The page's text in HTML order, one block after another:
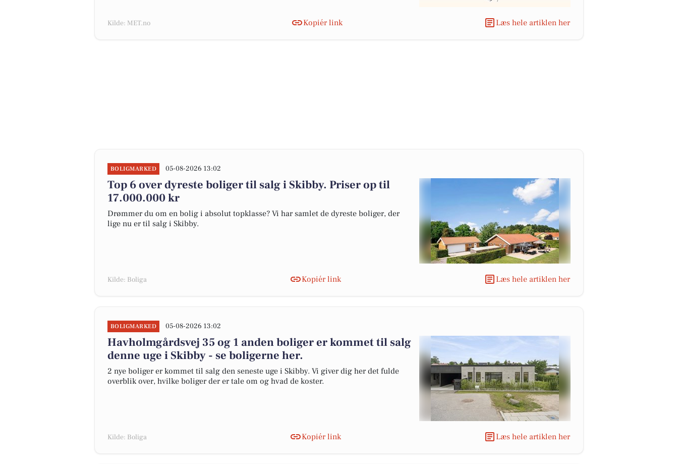
Kilde: MET.no Kopiér link Læs hele artiklen her
BOLIGMARKED 05-08-2026 13:02
Top 6 over dyreste boliger til salg i Skibby. Priser op til
17.000.000 kr
Drømmer du om en bolig i absolut topklasse? Vi har samlet de dyreste boliger, der
lige nu er til salg i Skibby.
Kilde: Boliga Kopiér link Læs hele artiklen her
BOLIGMARKED 05-08-2026 13:02
Havholmgårdsvej 35 og 1 anden boliger er kommet til salg
denne uge i Skibby - se boligerne her.
2 nye boliger er kommet til salg den seneste uge i Skibby. Vi giver dig her det fulde
overblik over, hvilke boliger der er tale om og hvad de koster.
Kilde: Boliga Kopiér link Læs hele artiklen her